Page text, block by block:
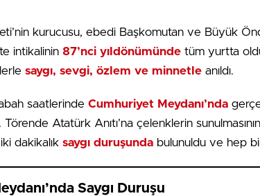
kurucusu, ebedi Başkomutan ve Büyük
intikalinin 87’nci yıldönümünde tüm yurtta
saygı, sevgi, özlem ve minnetle anıldı.
saatlerinde Cumhuriyet Meydanı’nda
Törende Atatürk Anıtı’na çelenklerin
iki dakikalık saygı duruşunda bulunuldu ve hep
Saygı Duruşu